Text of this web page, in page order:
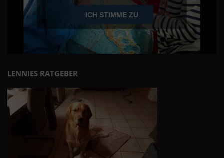
ICH STIMME ZU
LENNIES RATGEBER